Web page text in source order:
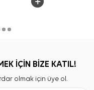
İÇİN BİZE KATIL!
olmak için üye ol.